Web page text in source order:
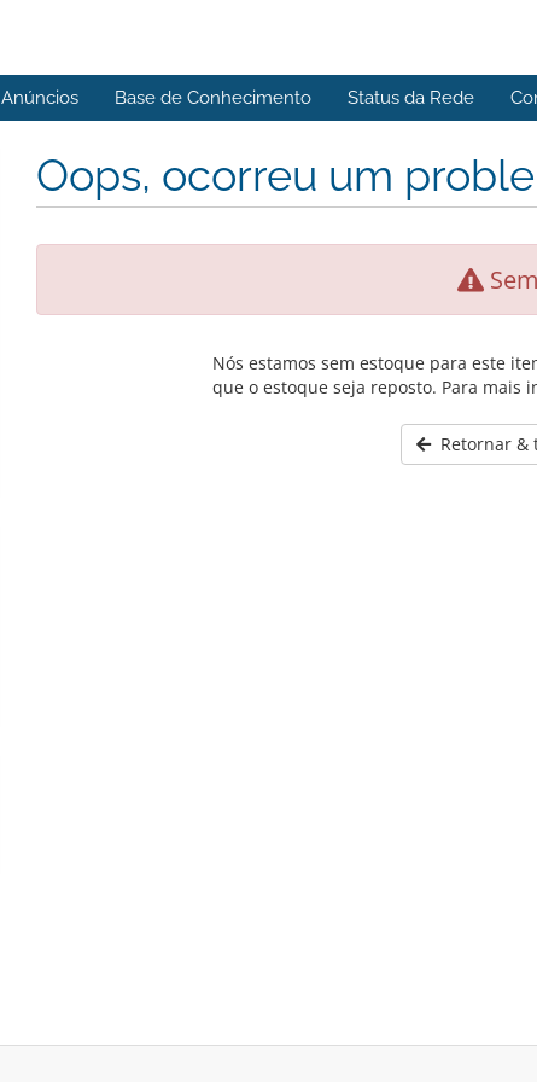
Anúncios Base de Conhecimento Status da Rede
Oops, ocorreu um
Nós estamos sem estoque para este
que o estoque seja reposto. Para mais
Retornar &